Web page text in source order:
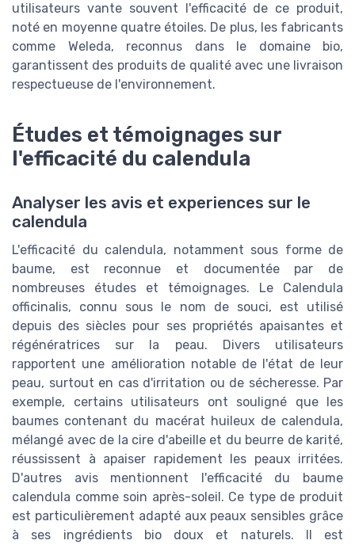
utilisateurs vante souvent l'efficacité de ce produit,
noté en moyenne quatre étoiles. De plus, les fabricants
comme Weleda, reconnus dans le domaine bio,
garantissent des produits de qualité avec une livraison
respectueuse de l'environnement.
Études et témoignages sur
l'efficacité du calendula
Analyser les avis et experiences sur le
calendula
L'efficacité du calendula, notamment sous forme de
baume, est reconnue et documentée par de
nombreuses études et témoignages. Le Calendula
officinalis, connu sous le nom de souci, est utilisé
depuis des siècles pour ses propriétés apaisantes et
régénératrices sur la peau. Divers utilisateurs
rapportent une amélioration notable de l'état de leur
peau, surtout en cas d'irritation ou de sécheresse. Par
exemple, certains utilisateurs ont souligné que les
baumes contenant du macérat huileux de calendula,
mélangé avec de la cire d'abeille et du beurre de karité,
réussissent à apaiser rapidement les peaux irritées.
D'autres avis mentionnent l'efficacité du baume
calendula comme soin après-soleil. Ce type de produit
est particulièrement adapté aux peaux sensibles grâce
à ses ingrédients bio doux et naturels. Il est